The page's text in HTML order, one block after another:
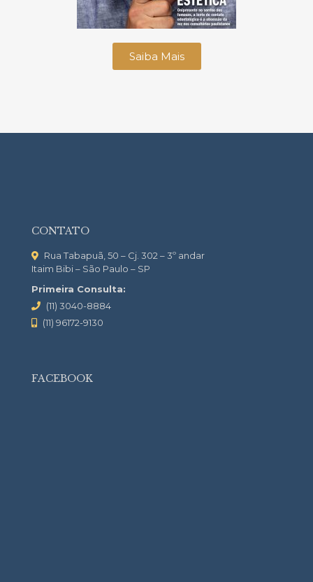
Saiba Mais
CONTATO
Rua Tabapuã, 50 – Cj. 302 – 3º andar
Itaim Bibi – São Paulo – SP
Primeira Consulta:
(11) 3040-8884
(11) 96172-9130
FACEBOOK